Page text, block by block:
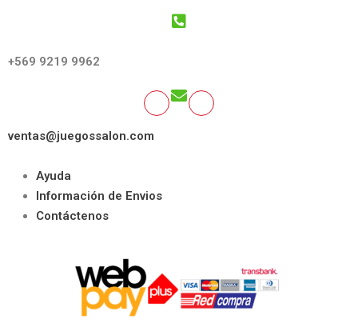
+569 9219 9962
ventas@juegossalon.com
Ayuda
Información de Envios
Contáctenos